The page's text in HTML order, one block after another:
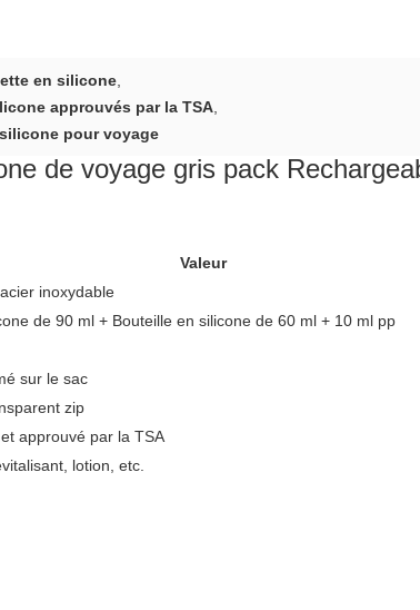
en silicone,
approuvés par la TSA,
pour voyage
de voyage gris pack
Valeur
inoxydable
de 90 ml + Bouteille en silicone de 60 ml + 10 ml pp
sur le sac
zip
approuvé par la TSA
lotion, etc.